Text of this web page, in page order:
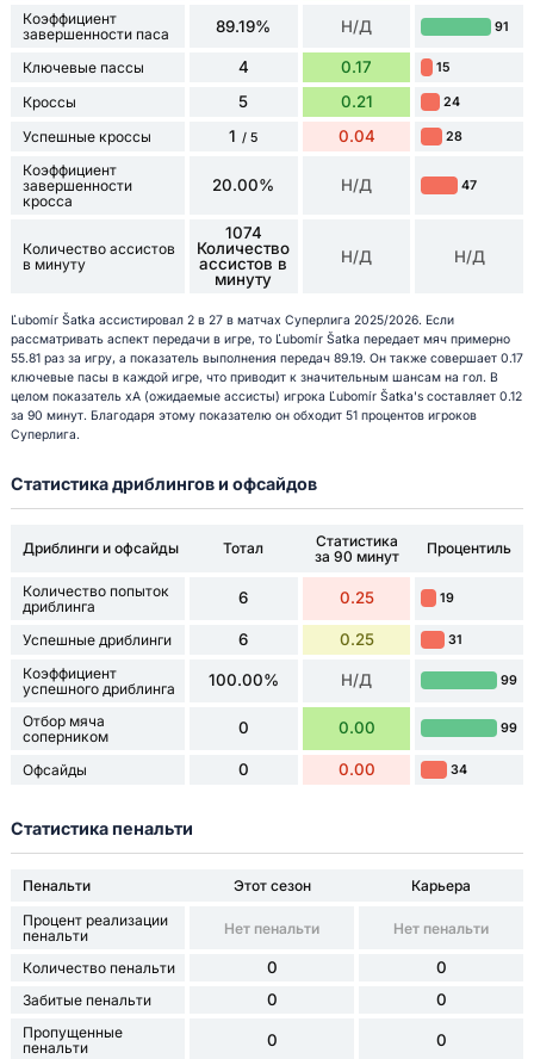
Коэффициент
завершенности паса
89.19% Н/Д 91
Ключевые пассы 4 0.17 15
Кроссы 5 0.21 24
Успешные кроссы 1 / 5 0.04 28
Коэффициент
завершенности
кросса
20.00% Н/Д 47
Количество ассистов
в минуту
1074
Количество
ассистов в
минуту
Н/Д Н/Д
Ľubomír Šatka ассистировал 2 в 27 в матчах Суперлига 2025/2026. Если
рассматривать аспект передачи в игре, то Ľubomír Šatka передает мяч примерно
55.81 раз за игру, а показатель выполнения передач 89.19. Он также совершает 0.17
ключевые пасы в каждой игре, что приводит к значительным шансам на гол. В
целом показатель xA (ожидаемые ассисты) игрока Ľubomír Šatka's составляет 0.12
за 90 минут. Благодаря этому показателю он обходит 51 процентов игроков
Суперлига.
Статистика дриблингов и офсайдов
Дриблинги и офсайды Тотал
Статистика
за 90 минут
Процентиль
Количество попыток
дриблинга
6 0.25 19
Успешные дриблинги 6 0.25 31
Коэффициент
успешного дриблинга
100.00% Н/Д 99
Отбор мяча
соперником
0 0.00 99
Офсайды 0 0.00 34
Статистика пенальти
Пенальти Этот сезон
Карьера
Процент реализации
пенальти
Нет пенальти Нет пенальти
Количество пенальти 0 0
Забитые пенальти 0 0
Пропущенные
пенальти
0 0